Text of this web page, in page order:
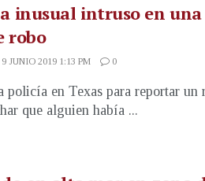
inusual intruso en una
robo
JUNIO 2019 1:13 PM 0
policía en Texas para reportar un
que alguien había ...